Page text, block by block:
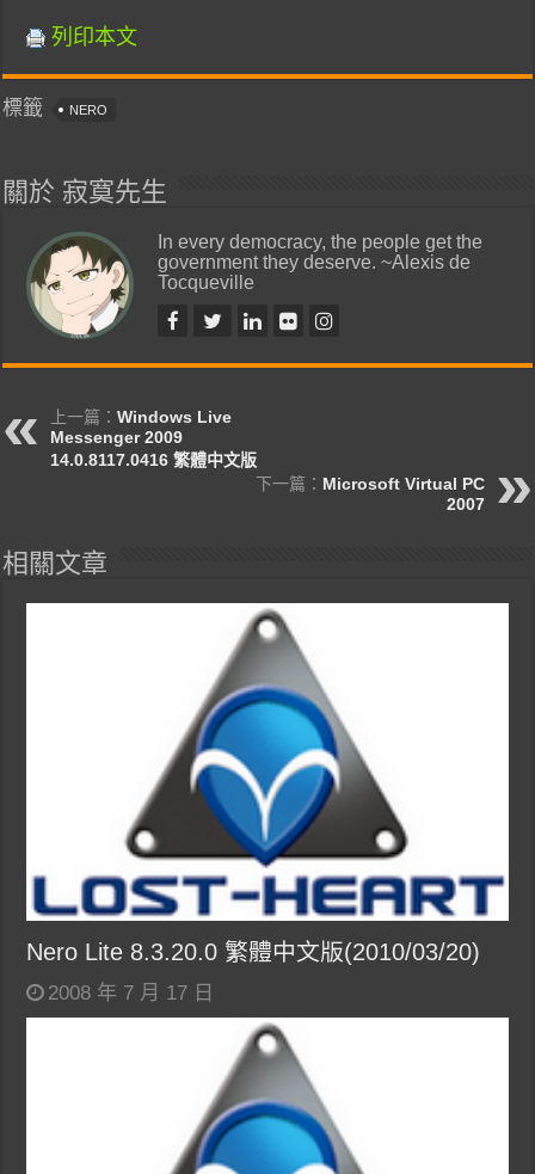
列印本文
標籤 NERO
關於 寂寞先生
In every democracy, the people get the
government they deserve. ~Alexis de
Tocqueville
上一篇：Windows Live
Messenger 2009
14.0.8117.0416 繁體中文版
下一篇： Microsoft Virtual PC
2007
相關文章
Nero Lite 8.3.20.0 繁體中文版(2010/03/20)
2008 年 7 月 17 日